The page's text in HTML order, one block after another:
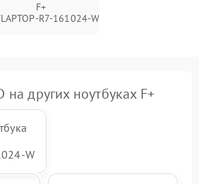
F+
на других ноутбуках F+